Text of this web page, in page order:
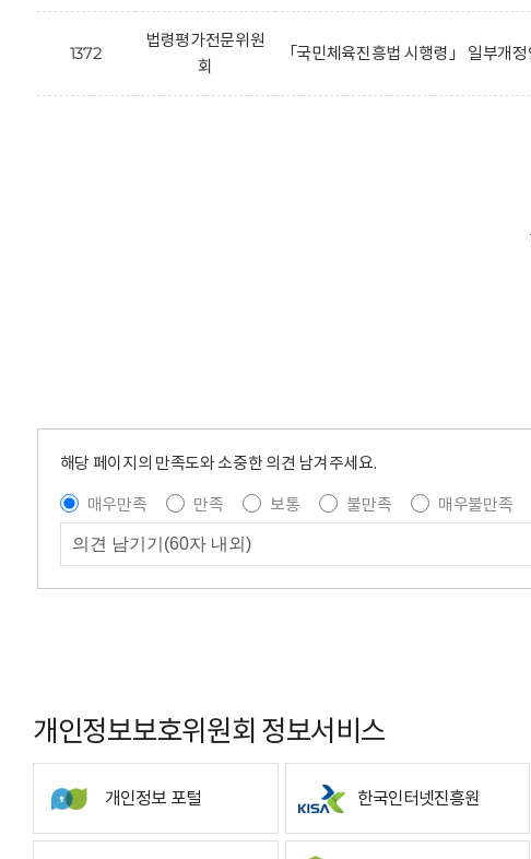
1372
법령평가전문위원
회
「국민체육진흥법 시행령」 일부개
해당 페이지의 만족도와 소중한 의견 남겨주세요.
매우만족
만족 보통 불만족
매우불만족
개인정보보호위원회 정보서비스
개인정보 포털 한국인터넷진흥원